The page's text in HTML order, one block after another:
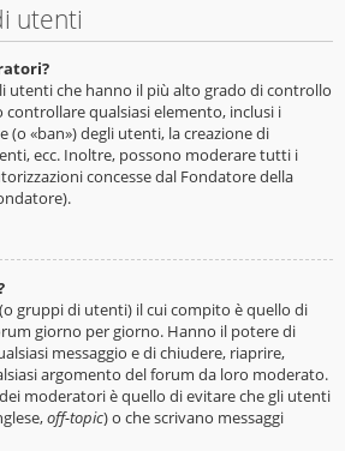
utenti
utenti che hanno il più alto grado di controllo
controllare qualsiasi elemento, inclusi i
(o «ban») degli utenti, la creazione di
ecc. Inoltre, possono moderare tutti i
concesse dal Fondatore della
gruppi di utenti) il cui compito è quello di
giorno per giorno. Hanno il potere di
messaggio e di chiudere, riaprire,
argomento del forum da loro moderato.
moderatori è quello di evitare che gli utenti
off-topic) o che scrivano messaggi